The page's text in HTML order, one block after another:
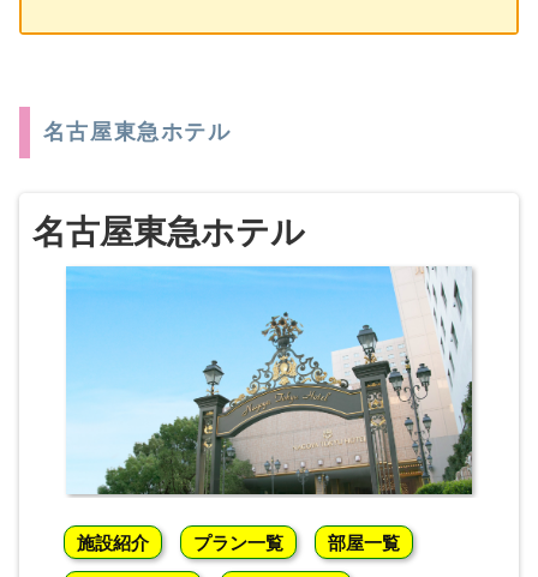
名古屋東急ホテル
名古屋東急ホテル
施設紹介 プラン一覧 部屋一覧